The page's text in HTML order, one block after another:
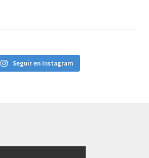
Seguir en Instagram